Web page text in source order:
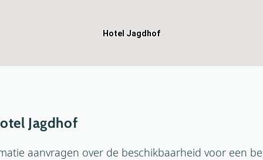
Hotel Jagdhof
Jagdhof
aanvragen over de beschikbaarheid voor een